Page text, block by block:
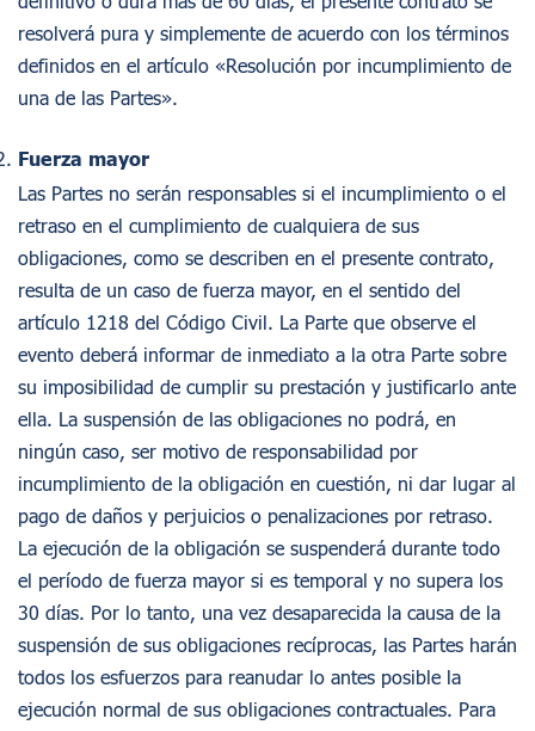
resolverá pura y simplemente de acuerdo con los términos
definidos en el artículo «Resolución por incumplimiento de
una de las Partes».
Fuerza mayor
Las Partes no serán responsables si el incumplimiento o el
retraso en el cumplimiento de cualquiera de sus
obligaciones, como se describen en el presente contrato,
resulta de un caso de fuerza mayor, en el sentido del
artículo 1218 del Código Civil. La Parte que observe el
evento deberá informar de inmediato a la otra Parte sobre
su imposibilidad de cumplir su prestación y justificarlo ante
ella. La suspensión de las obligaciones no podrá, en
ningún caso, ser motivo de responsabilidad por
incumplimiento de la obligación en cuestión, ni dar lugar al
pago de daños y perjuicios o penalizaciones por retraso.
La ejecución de la obligación se suspenderá durante todo
el período de fuerza mayor si es temporal y no supera los
30 días. Por lo tanto, una vez desaparecida la causa de la
suspensión de sus obligaciones recíprocas, las Partes harán
todos los esfuerzos para reanudar lo antes posible la
ejecución normal de sus obligaciones contractuales. Para